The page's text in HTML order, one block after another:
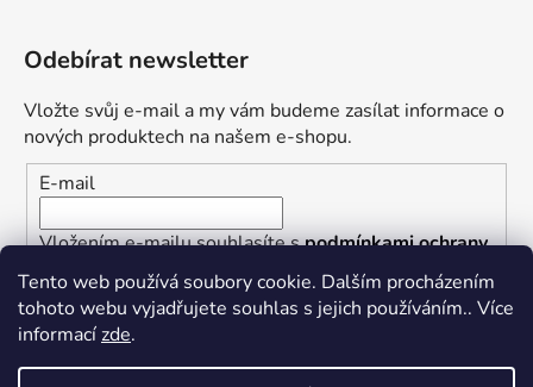
Tento web používá soubory cookie. Dalším procházením
tohoto webu vyjadřujete souhlas s jejich používáním.. Více
informacízde.
Odebírat newsletter
Vložte svůj e-mail a my vám budeme zasílat informace o
nových produktech na našem e-shopu.
E-mail
Vložením e-mailu souhlasíte spodmínkami ochrany
osobních údajů
PŘIHLÁSIT SE